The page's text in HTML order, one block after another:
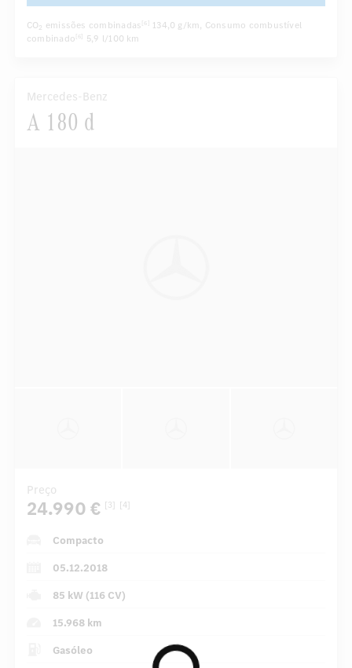
CO2 emissões combinadas [6] 134,0 g/km, Consumo combustível
combinado [6] 5,9 l/100 km
Mercedes-Benz
A 180 d
Preço
24.990 € [3] [4]
Compacto
05.12.2018
85 kW (116 CV)
15.968 km
Gasóleo